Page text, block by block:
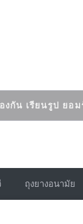
งกัน เรียนรูป ยอ
ถุงยางอนามัย